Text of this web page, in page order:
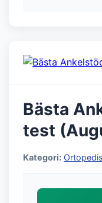
Bästa
test
Kategori: